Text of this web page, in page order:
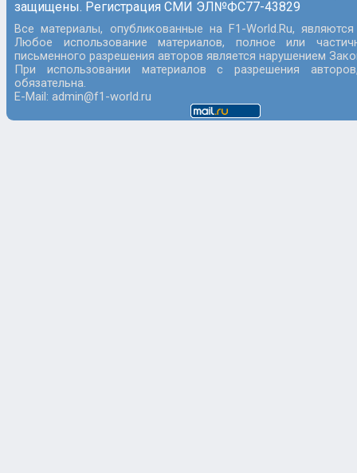
защищены. Регистрация СМИ ЭЛ№ФС77-43829
Все материалы, опубликованные на F1-World.Ru,
Любое использование материалов, полное или
письменного разрешения авторов является нарушением
При использовании материалов с разрешения
обязательна.
E-Mail: admin@f1-world.ru